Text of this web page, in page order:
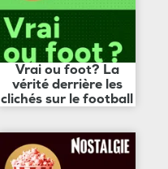
Vrai ou foot? La
vérité derrière les
clichés sur le football